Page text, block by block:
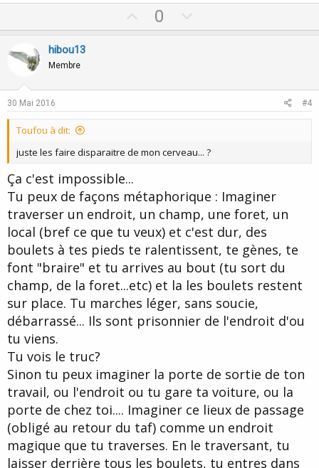
p
0
o
hibou13
Membre
30 Mai 2016 #4
Toufou à dit:
juste les faire disparaitre de mon cerveau... ?
Ça c'est impossible...
Tu peux de façons métaphorique : Imaginer
traverser un endroit, un champ, une foret, un
local (bref ce que tu veux) et c'est dur, des
boulets à tes pieds te ralentissent, te gènes, te
font "braire" et tu arrives au bout (tu sort du
champ, de la foret...etc) et la les boulets restent
sur place. Tu marches léger, sans soucie,
débarrassé... Ils sont prisonnier de l'endroit d'ou
tu viens.
Tu vois le truc?
Sinon tu peux imaginer la porte de sortie de ton
travail, ou l'endroit ou tu gare ta voiture, ou la
porte de chez toi.... Imaginer ce lieux de passage
(obligé au retour du taf) comme un endroit
magique que tu traverses. En le traversant, tu
laisser derrière tous les boulets, tu entres dans